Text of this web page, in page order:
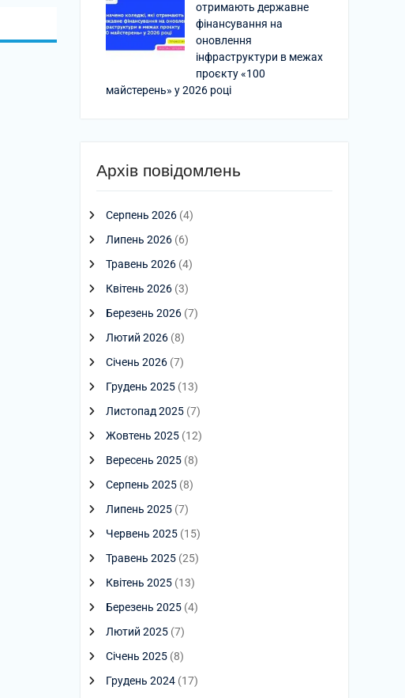
отримають державне
фінансування на
оновлення
інфраструктури в межах
проєкту «100
майстерень» у 2026 році
Архів повідомлень
Серпень 2026 (4)
Липень 2026 (6)
Травень 2026 (4)
Квітень 2026 (3)
Березень 2026 (7)
Лютий 2026 (8)
Січень 2026 (7)
Грудень 2025 (13)
Листопад 2025 (7)
Жовтень 2025 (12)
Вересень 2025 (8)
Серпень 2025 (8)
Липень 2025 (7)
Червень 2025 (15)
Травень 2025 (25)
Квітень 2025 (13)
Березень 2025 (4)
Лютий 2025 (7)
Січень 2025 (8)
Грудень 2024 (17)